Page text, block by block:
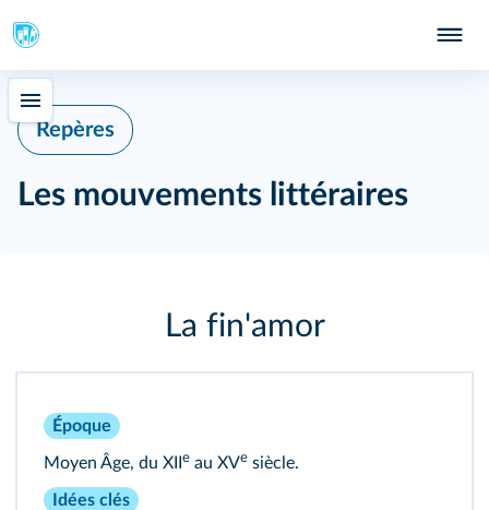
Repères
Les mouvements littéraires
La fin'amor
Époque
Moyen Âge, du XII e au XVe siècle.
Idées clés